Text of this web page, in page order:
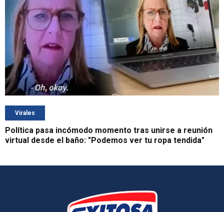
Virales
Política pasa incómodo momento tras unirse a reunión
virtual desde el baño: "Podemos ver tu ropa tendida"